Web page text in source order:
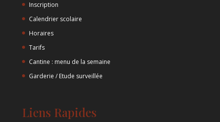
Inscription
Calendrier scolaire
Horaires
Tarifs
Cantine : menu de la semaine
Garderie / Etude surveillée
Liens Rapides